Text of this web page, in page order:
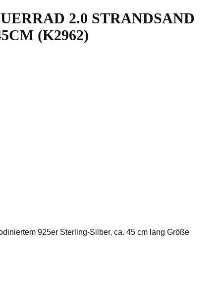
2.0 STRANDSAND
(K2962)
925er Sterling-Silber, ca. 45 cm lang Größe